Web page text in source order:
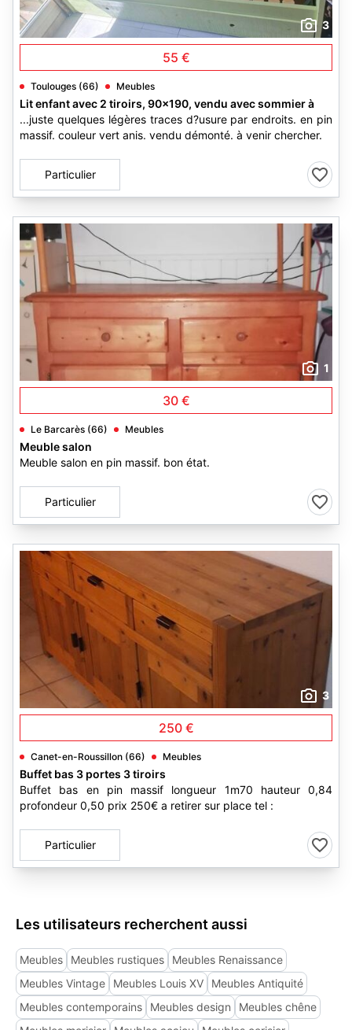
3
55 €
Toulouges (66) Meubles
Lit enfant avec 2 tiroirs, 90x190, vendu avec sommier à
...juste quelques légères traces d?usure par endroits. en pin
massif. couleur vert anis. vendu démonté. à venir chercher.
Particulier
1
30 €
Le Barcarès (66) Meubles
Meuble salon
Meuble salon en pin massif. bon état.
Particulier
3
250 €
Canet-en-Roussillon (66) Meubles
Buffet bas 3 portes 3 tiroirs
Buffet bas en pin massif longueur 1m70 hauteur 0,84
profondeur 0,50 prix 250€ a retirer sur place tel :
Particulier
Les utilisateurs recherchent aussi
Meubles Meubles rustiques
Meubles Renaissance
Meubles Vintage
Meubles Louis XV
Meubles Antiquité
Meubles contemporains
Meubles design
Meubles chêne